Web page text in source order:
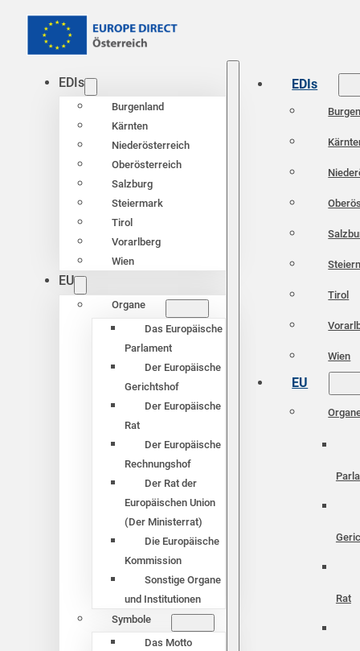
EDIs
Burgenland
Kärnten
Niederösterreich
Oberösterreich
Salzburg
Steiermark
Tirol
Vorarlberg
Wien
EU
Organe
Das Europäische
Parlament
Der Europäische
Gerichtshof
Der Europäische
Rat
Der Europäische
Rechnungshof
Der Rat der
Europäischen Union
(Der Ministerrat)
Die Europäische
Kommission
Sonstige Organe
und Institutionen
Symbole
Das Motto
EDIs
Tirol
Wien
EU
Rat